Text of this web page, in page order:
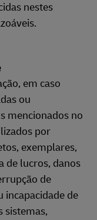
nestes
em caso
ou
mencionados no
por
exemplares,
de lucros, danos
de
incapacidade de
sistemas,